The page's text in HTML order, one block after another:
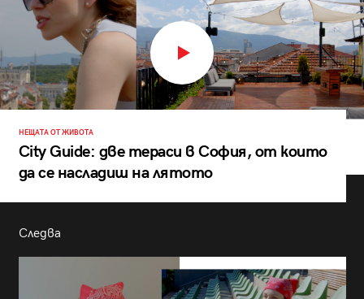
НЕЩАТА ОТ ЖИВОТА
City Guide: две тераси в София, от които
да се насладиш на лятото
Следва